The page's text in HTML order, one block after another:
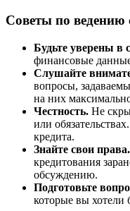
Советы по ведению
Будьте уверены в
финансовые
Слушайте
вопросы,
на них
Честность. Не
или
кредита.
Знайте свои права.
кредитования
обсуждению.
Подготовьте
которые вы хотели